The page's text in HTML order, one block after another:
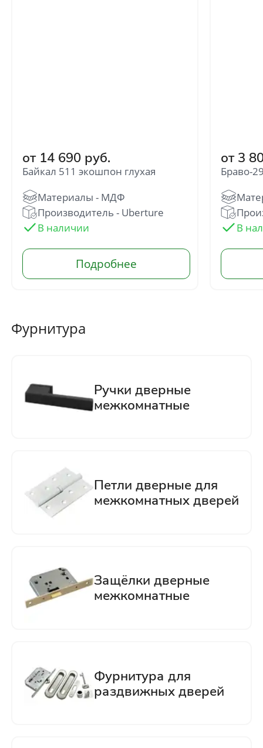
от 14 690 руб.
Байкал 511 экошпон глухая
Производитель - Uberture
от 3
Браво-
Фурнитура